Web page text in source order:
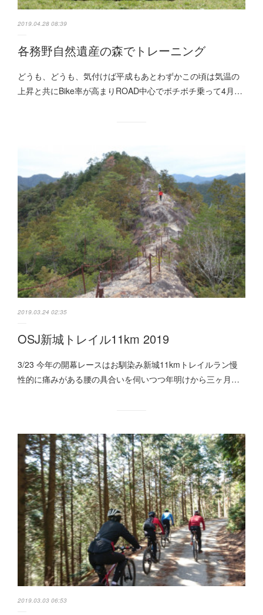
2019.04.28 08:39
各務野自然遺産の森でトレーニング
どうも、どうも、気付けば平成もあとわずかこの頃は気温の
上昇と共にBike率が高まりROAD中心でボチボチ乗って4月…
2019.03.24 02:35
OSJ新城トレイル11km 2019
3/23 今年の開幕レースはお馴染み新城11kmトレイルラン慢
性的に痛みがある腰の具合いを伺いつつ年明けから三ヶ月…
2019.03.03 06:53